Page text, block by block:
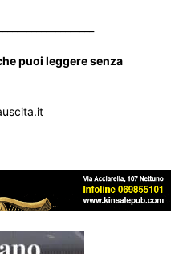
puoi leggere senza